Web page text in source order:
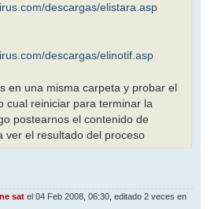
descargas/elistara.asp
descargas/elinotif.asp
en una misma carpeta y probar el
cual reiniciar para terminar la
postearnos el contenido de
ver el resultado del proceso
sat el 04 Feb 2008, 06:30, editado 2 veces en